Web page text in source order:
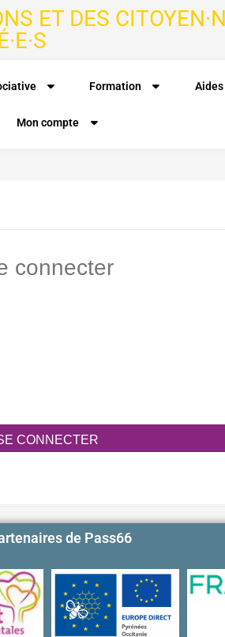
ET DES
Formation
Mon compte
connecter
CONNECTER
de Pass66